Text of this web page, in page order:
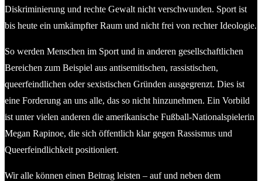
Diskriminierung und rechte Gewalt nicht verschwunden. Sport ist
bis heute ein umkämpfter Raum und nicht frei von rechter Ideologie.
So werden Menschen im Sport und in anderen gesellschaftlichen
Bereichen zum Beispiel aus antisemitischen, rassistischen,
queerfeindlichen oder sexistischen Gründen ausgegrenzt. Dies ist
eine Forderung an uns alle, das so nicht hinzunehmen. Ein Vorbild
ist unter vielen anderen die amerikanische Fußball-Nationalspielerin
Megan Rapinoe, die sich öffentlich klar gegen Rassismus und
Queerfeindlichkeit positioniert.
Wir alle können einen Beitrag leisten – auf und neben dem